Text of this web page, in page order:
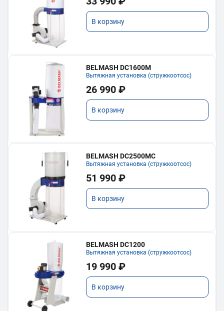
В корзину
BELMASH DC1600M
Вытяжная установка (стружкоотсос)
26 990 ₽
В корзину
BELMASH DC2500MC
Вытяжная установка (стружкоотсос)
51 990 ₽
В корзину
BELMASH DC1200
Вытяжная установка (стружкоотсос)
19 990 ₽
В корзину